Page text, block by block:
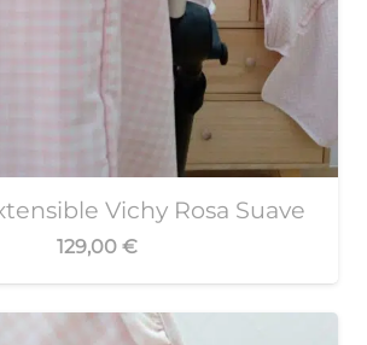
Vichy Rosa Suave
129,00 €